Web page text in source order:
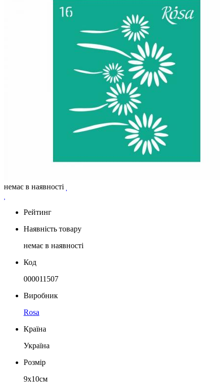
немає в наявності
Рейтинг
Наявність товару
немає в наявності
Код
000011507
Виробник
Rosa
Країна
Україна
Розмір
9х10см